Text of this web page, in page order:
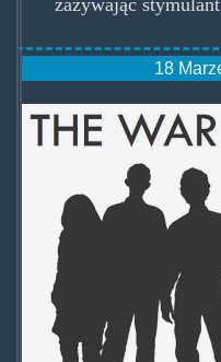
zażywając
18
waronus.jpg